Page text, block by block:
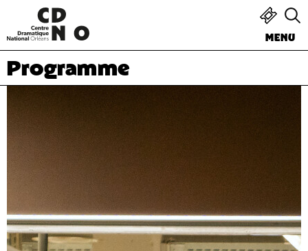
MENU
Programme